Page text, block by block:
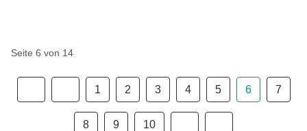
Seite 6 von 14
1 2 3 4 5 6 7
8 9 10